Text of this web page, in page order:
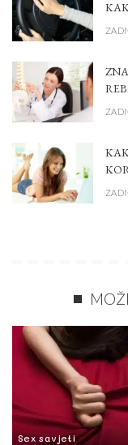
Sex savjeti